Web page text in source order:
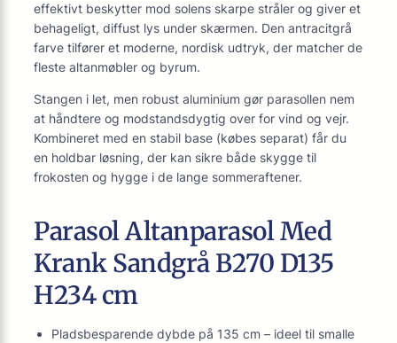
effektivt beskytter mod solens skarpe stråler og giver et
behageligt, diffust lys under skærmen. Den antracitgrå
farve tilfører et moderne, nordisk udtryk, der matcher de
fleste altanmøbler og byrum.
Stangen i let, men robust aluminium gør parasollen nem
at håndtere og modstandsdygtig over for vind og vejr.
Kombineret med en stabil base (købes separat) får du
en holdbar løsning, der kan sikre både skygge til
frokosten og hygge i de lange sommeraftener.
Parasol Altanparasol Med
Krank Sandgrå B270 D135
H234 cm
Pladsbesparende dybde på 135 cm – ideel til smalle